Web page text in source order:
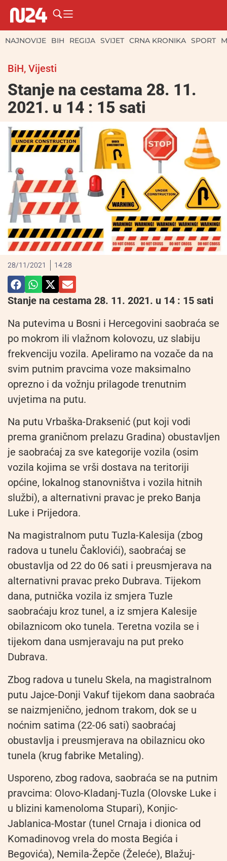
NAJNOVIJE BIH REGIJA SVIJET CRNA KRONIKA SPORT
BiH, Vijesti
Stanje na cestama 28. 11.
2021. u 14 : 15 sati
28/11/2021 14:28
Stanje na cestama 28. 11. 2021. u 14 : 15 sati
Na putevima u Bosni i Hercegovini saobraća se
po mokrom ili vlažnom kolovozu, uz slabiju
frekvenciju vozila. Apeliramo na vozače da na
svim putnim pravcima voze maksimalno
oprezno i da vožnju prilagode trenutnim
uvjetima na putu.
Na putu Vrbaška-Draksenić (put koji vodi
prema graničnom prelazu Gradina) obustavljen
je saobraćaj za sve kategorije vozila (osim
vozila kojima se vrši dostava na teritoriji
općine, lokalnog stanovništva i vozila hitnih
službi), a alternativni pravac je preko Banja
Luke i Prijedora.
Na magistralnom putu Tuzla-Kalesija (zbog
radova u tunelu Čaklovići), saobraćaj se
obustavlja od 22 do 06 sati i preusmjerava na
alternativni pravac preko Dubrava. Tijekom
dana, putnička vozila iz smjera Tuzle
saobraćaju kroz tunel, a iz smjera Kalesije
obilaznicom oko tunela. Teretna vozila se i
tijekom dana usmjeravaju na put preko
Dubrava.
Zbog radova u tunelu Skela, na magistralnom
putu Jajce-Donji Vakuf tijekom dana saobraća
se naizmjenično, jednom trakom, dok se u
noćnim satima (22-06 sati) saobraćaj
obustavlja i preusmjerava na obilaznicu oko
tunela (krug fabrike Metaling).
Usporeno, zbog radova, saobraća se na putnim
pravcima: Olovo-Kladanj-Tuzla (Olovske Luke i
u blizini kamenoloma Stupari), Konjic-
Jablanica-Mostar (tunel Crnaja i dionica od
Komadinovog vrela do mosta Begića i
Begovića), Nemila-Žepče (Želeće), Blažuj-